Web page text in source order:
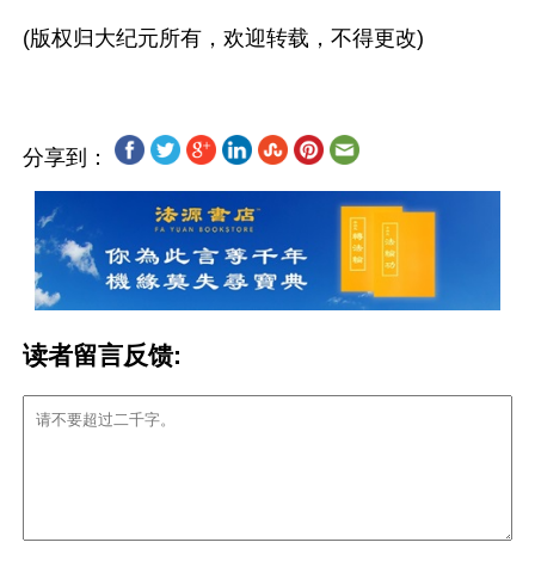
分享到：
读者留言反馈: